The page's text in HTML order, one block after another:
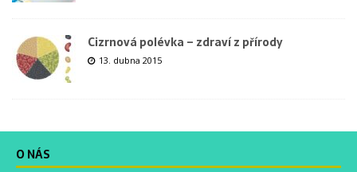
Cizrnová polévka – zdraví z přírody
13. dubna 2015
O NÁS